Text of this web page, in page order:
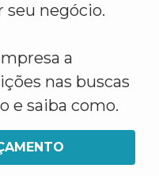
seu negócio.
a
nas buscas
e saiba como.